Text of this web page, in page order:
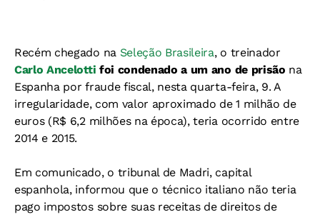
Recém chegado na Seleção Brasileira, o treinador
Carlo Ancelotti foi condenado a um ano de prisão na
Espanha por fraude fiscal, nesta quarta-feira, 9. A
irregularidade, com valor aproximado de 1 milhão de
euros (R$ 6,2 milhões na época), teria ocorrido entre
2014 e 2015.
Em comunicado, o tribunal de Madri, capital
espanhola, informou que o técnico italiano não teria
pago impostos sobre suas receitas de direitos de